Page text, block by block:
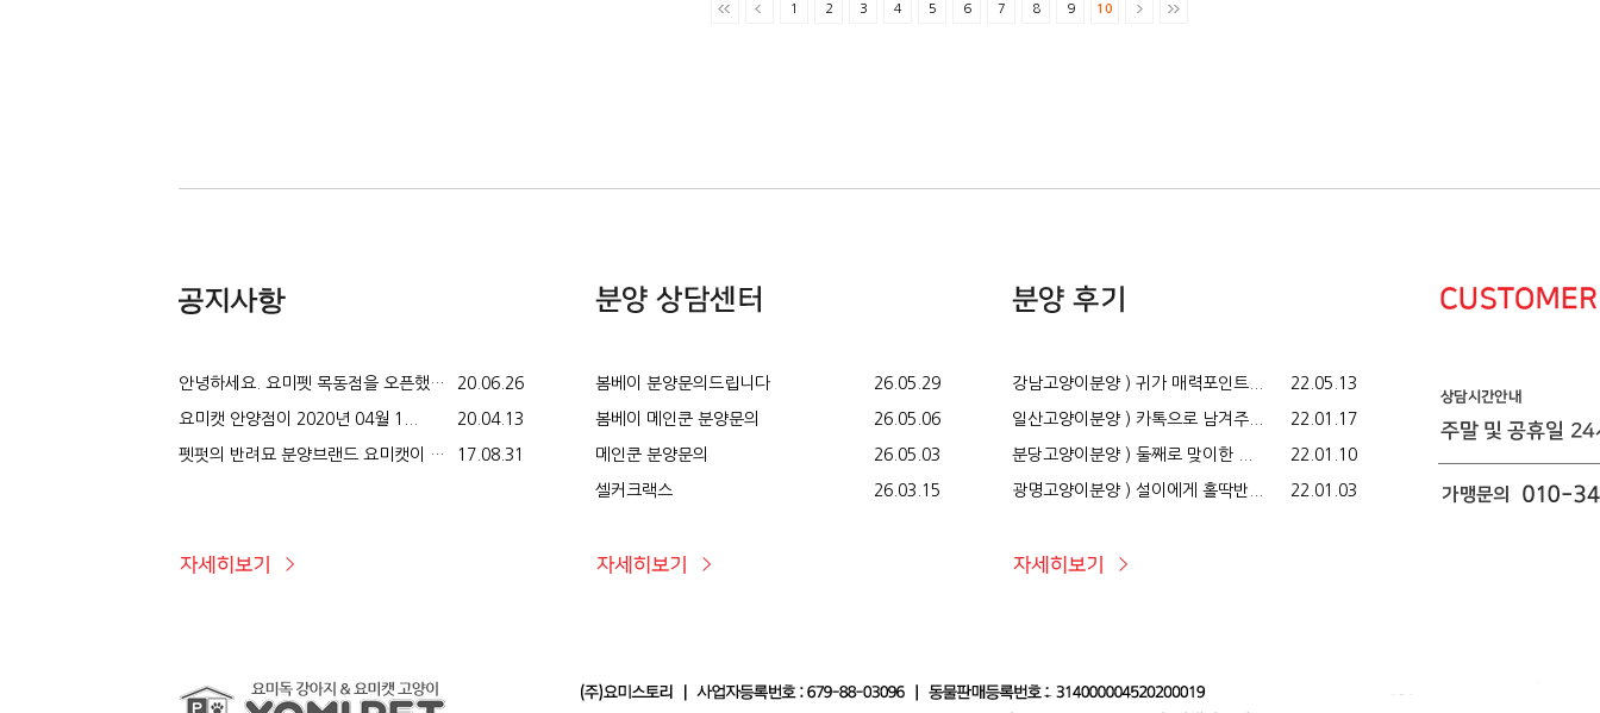
1 2 3 4 5 6 7 8 9 10
안녕하세요. 요미펫 목동점을 오픈했습... 20.06.26
요미캣 안양점이 2020년 04월 1... 20.04.13
펫펏의 반려묘 분양브랜드 요미캣이 오... 17.08.31
봄베이 분양문의드립니다 26.05.29
봄베이 메인쿤 분양문의 26.05.06
메인쿤 분양문의 26.05.03
셀커크랙스 26.03.15
강남고양이분양 ) 귀가 매력포인트... 22.05.13
일산고양이분양 ) 카톡으로 남겨주... 22.01.17
분당고양이분양 ) 둘째로 맞이한 ... 22.01.10
광명고양이분양 ) 설이에게 홀딱반... 22.01.03